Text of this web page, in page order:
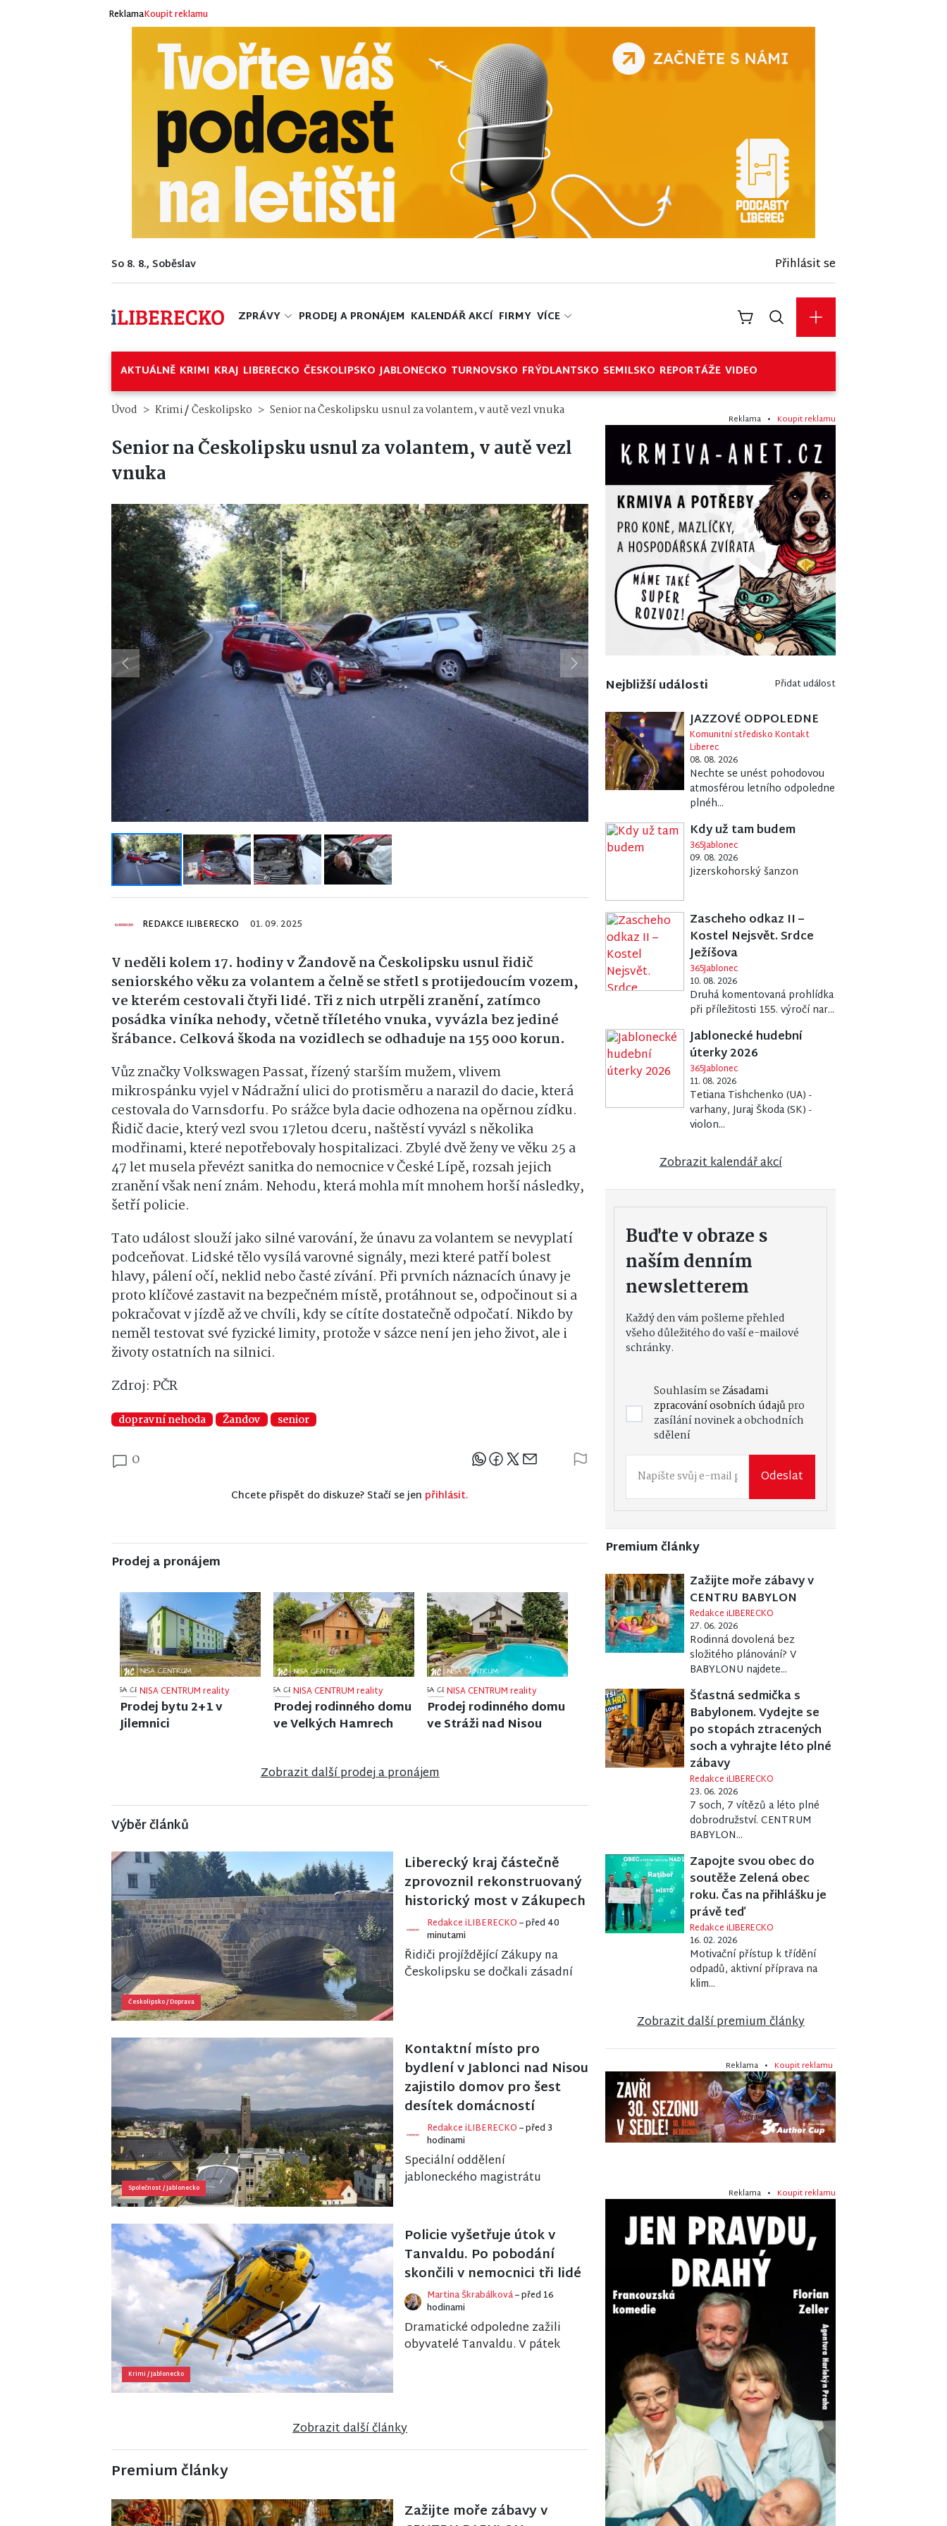
ReklamaKoupit reklamu
So 8. 8., Soběslav Přihlásit se
ZPRÁVY PRODEJ A PRONÁJEM KALENDÁŘ AKCÍ FIRMY VÍCE
AKTUÁLNĚ KRIMI KRAJ LIBERECKO ČESKOLIPSKO JABLONECKO TURNOVSKO FRÝDLANTSKO SEMILSKO REPORTÁŽE VIDEO
Úvod Krimi/Českolipsko Senior na Českolipsku usnul za volantem, v autě vezl vnuka
Senior na Českolipsku usnul za volantem, v autě vezl
vnuka
Previous Next
REDAKCE ILIBERECKO 01. 09. 2025
V neděli kolem 17. hodiny v Žandově na Českolipsku usnul řidič
seniorského věku za volantem a čelně se střetl s protijedoucím vozem,
ve kterém cestovali čtyři lidé. Tři z nich utrpěli zranění, zatímco
posádka viníka nehody, včetně tříletého vnuka, vyvázla bez jediné
šrábance. Celková škoda na vozidlech se odhaduje na 155 000 korun.
Vůz značky Volkswagen Passat, řízený starším mužem, vlivem
mikrospánku vyjel v Nádražní ulici do protisměru a narazil do dacie, která
cestovala do Varnsdorfu. Po srážce byla dacie odhozena na opěrnou zídku.
Řidič dacie, který vezl svou 17letou dceru, naštěstí vyvázl s několika
modřinami, které nepotřebovaly hospitalizaci. Zbylé dvě ženy ve věku 25 a
47 let musela převézt sanitka do nemocnice v České Lípě, rozsah jejich
zranění však není znám. Nehodu, která mohla mít mnohem horší následky,
šetří policie.
Tato událost slouží jako silné varování, že únavu za volantem se nevyplatí
podceňovat. Lidské tělo vysílá varovné signály, mezi které patří bolest
hlavy, pálení očí, neklid nebo časté zívání. Při prvních náznacích únavy je
proto klíčové zastavit na bezpečném místě, protáhnout se, odpočinout si a
pokračovat v jízdě až ve chvíli, kdy se cítíte dostatečně odpočatí. Nikdo by
neměl testovat své fyzické limity, protože v sázce není jen jeho život, ale i
životy ostatních na silnici.
Zdroj: PČR
dopravní nehoda Žandov senior
0
Sdílejte článek
Chcete přispět do diskuze? Stačí se jen přihlásit.
Prodej a pronájem
NISA CENTRUM reality
Prodej činžovního domu
v Jablonci nad Nisou
NISA CENTRUM reality
Prodej rodinného domu
ve Vrchlabí
NISA CENTRUM reality
Prodej rodinného domu
v Poniklé
Zobrazit další prodej a pronájem
Výběr článků
Českolipsko/Doprava
Liberecký kraj částečně
zprovoznil rekonstruovaný
historický most v Zákupech
Redakce iLIBERECKO– před 40
minutami
Řidiči projíždějící Zákupy na
Českolipsku se dočkali zásadní
Společnost/Jablonecko
Kontaktní místo pro
bydlení v Jablonci nad Nisou
zajistilo domov pro šest
desítek domácností
Redakce iLIBERECKO– před 3
hodinami
Speciální oddělení
jabloneckého magistrátu
nad hlavou 61 domácnostem v
k...
Krimi /Jablonecko
Policie vyšetřuje útok v
Tanvaldu. Po pobodání
skončili v nemocnici tři lidé
Martina Škrabálková– před 16
hodinami
Dramatické odpoledne zažili
obyvatelé Tanvaldu. V pátek
Zobrazit další články
Premium články
Zažijte moře zábavy v
Reklama • Koupit reklamu
Nejbližší události Přidat událost
JAZZOVÉ ODPOLEDNE
Komunitní středisko Kontakt
Liberec
08. 08. 2026
Nechte se unést pohodovou
atmosférou letního odpoledne
plnéh...
Kdy už tam budem
365Jablonec
09. 08. 2026
Jizerskohorský šanzon
Zascheho odkaz II –
Kostel Nejsvět. Srdce
Ježíšova
365Jablonec
10. 08. 2026
Druhá komentovaná prohlídka
při příležitosti 155. výročí nar...
Jablonecké hudební
úterky 2026
365Jablonec
11. 08. 2026
Tetiana Tishchenko (UA) -
varhany, Juraj Škoda (SK) -
violon...
Zobrazit kalendář akcí
Buďte v obraze s
naším denním
newsletterem
Každý den vám pošleme přehled
všeho důležitého do vaší e-mailové
schránky.
Souhlasím seZásadami
zpracování osobních údajůpro
zasílání novinek a obchodních
sdělení
Odeslat
Premium články
Zažijte moře zábavy v
CENTRU BABYLON
Redakce iLIBERECKO
27. 06. 2026
Rodinná dovolená bez
složitého plánování? V
BABYLONU najdete...
Šťastná sedmička s
Babylonem. Vydejte se
po stopách ztracených
soch a vyhrajte léto plné
zábavy
Redakce iLIBERECKO
23. 06. 2026
7 soch, 7 vítězů a léto plné
dobrodružství. CENTRUM
BABYLON...
Zapojte svou obec do
soutěže Zelená obec
roku. Čas na přihlášku je
právě teď
Redakce iLIBERECKO
16. 02. 2026
Motivační přístup k třídění
odpadů, aktivní příprava na
klim...
Zobrazit další premium články
Reklama • Koupit reklamu
Reklama • Koupit reklamu